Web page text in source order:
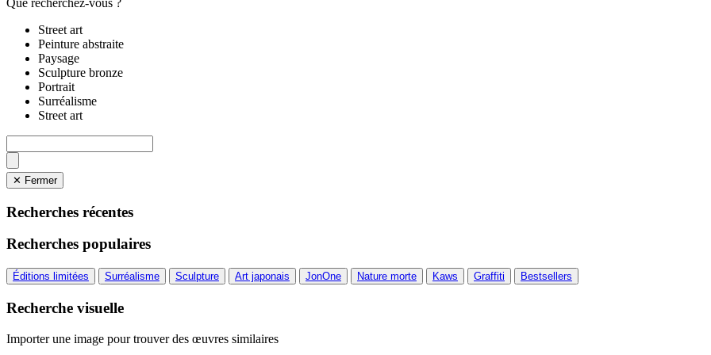
Que recherchez-vous ?
Street art
Peinture abstraite
Paysage
Sculpture bronze
Portrait
Surréalisme
Street art
✕ Fermer
Recherches récentes
Recherches populaires
Éditions limitées Surréalisme Sculpture Art japonais JonOne Nature morte Kaws Graffiti Bestsellers
Recherche visuelle
Importer une image pour trouver des œuvres similaires